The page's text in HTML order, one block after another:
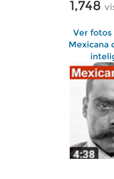
1,748
Ver fotos
Mexicana